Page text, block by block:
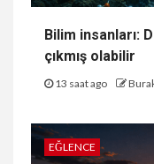
Bilim insanları:
çıkmış olabilir
13 saat ago
EĞLENCE